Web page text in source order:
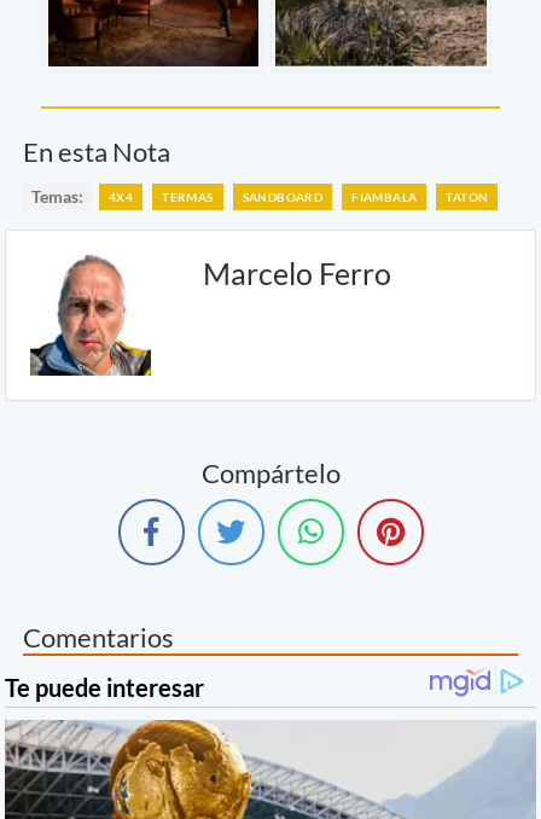
En esta Nota
Temas: 4X4 TERMAS SANDBOARD FIAMBALA TATON
Marcelo Ferro
Compártelo
Comentarios